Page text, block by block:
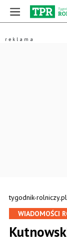
tygodnik-rolniczy.pl
WIADOMOŚCI